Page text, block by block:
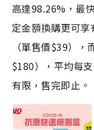
高達98.26%，最
定金額換購更可
（單售價$39）
$180），平均每
有限，售完即止。